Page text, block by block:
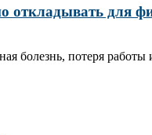
откладывать для
болезнь, потеря